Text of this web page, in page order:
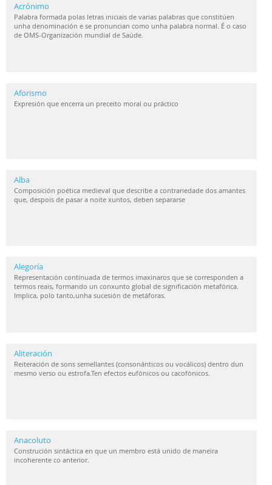
Acrónimo
Palabra formada polas letras iniciais de varias palabras que constitúen
unha denominación e se pronuncian como unha palabra normal. É o caso
de OMS-Organización mundial de Saúde.
Aforismo
Expresión que encerra un preceito moral ou práctico
Alba
Composición poética medieval que describe a contrariedade dos amantes
que, despois de pasar a noite xuntos, deben separarse
Alegoría
Representación continuada de termos imaxinaros que se corresponden a
termos reais, formando un conxunto global de significación metafórica.
Implica, polo tanto,unha sucesión de metáforas.
Aliteración
Reiteración de sons semellantes (consonánticos ou vocálicos) dentro dun
mesmo verso ou estrofa.Ten efectos eufónicos ou cacofónicos.
Anacoluto
Construción sintáctica en que un membro está unido de maneira
incoherente co anterior.